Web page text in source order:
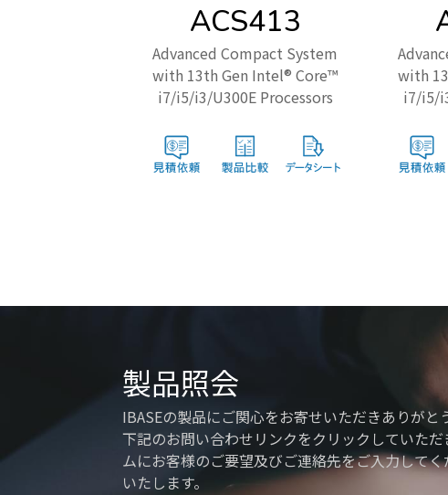
ACS413
Advanced Compact System
with 13th Gen Intel® Core™
i7/i5/i3/U300E Processors
with
i7/i5/
製品照会
IBASEの製品にご関心をお寄せいただきありがと
下記のお問い合わせリンクをクリックしていた
ムにお客様のご要望及びご連絡先をご入力して
いたします。